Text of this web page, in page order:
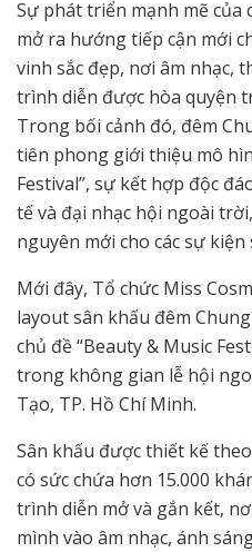
Sự phát triển mạnh mẽ của
mở ra hướng tiếp cận mới
vinh sắc đẹp, nơi âm nhạc,
trình diễn được hòa quyện
Trong bối cảnh đó, đêm
tiên phong giới thiệu mô
Festival”, sự kết hợp độc
tế và đại nhạc hội ngoài
nguyên mới cho các sự kiện
Mới đây, Tổ chức Miss
layout sân khấu đêm
chủ đề “Beauty & Music
trong không gian lễ hội
Tạo, TP. Hồ Chí Minh.
Sân khấu được thiết kế
có sức chứa hơn 15.000
trình diễn mở và gắn kết,
mình vào âm nhạc, ánh